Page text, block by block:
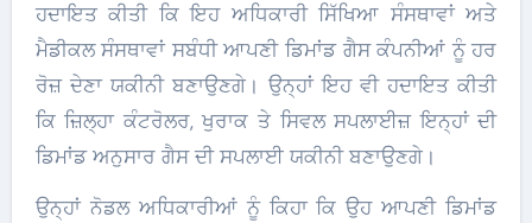
ਹਦਾਇਤ ਕੀਤੀ ਕਿ ਇਹ ਅਧਿਕਾਰੀ ਸਿੱਖਿਆ ਸੰਸਥਾਵਾਂ ਅਤੇ
ਮੈਡੀਕਲ ਸੰਸਥਾਵਾਂ ਸਬੰਧੀ ਆਪਣੀ ਡਿਮਾਂਡ ਗੈਸ ਕੰਪਨੀਆਂ ਨੂੰ ਹਰ
ਰੋਜ਼ ਦੇਣਾ ਯਕੀਨੀ ਬਣਾਉਣਗੇ। ਉਨ੍ਹਾਂ ਇਹ ਵੀ ਹਦਾਇਤ ਕੀਤੀ
ਕਿ ਜ਼ਿਲ੍ਹਾ ਕੰਟਰੋਲਰ, ਖੁਰਾਕ ਤੇ ਸਿਵਲ ਸਪਲਾਈਜ਼ ਇਨ੍ਹਾਂ ਦੀ
ਡਿਮਾਂਡ ਅਨੁਸਾਰ ਗੈਸ ਦੀ ਸਪਲਾਈ ਯਕੀਨੀ ਬਣਾਉਣਗੇ।
ਉਨ੍ਹਾਂ ਨੋਡਲ ਅਧਿਕਾਰੀਆਂ ਨੂੰ ਕਿਹਾ ਕਿ ਉਹ ਆਪਣੀ ਡਿਮਾਂਡ